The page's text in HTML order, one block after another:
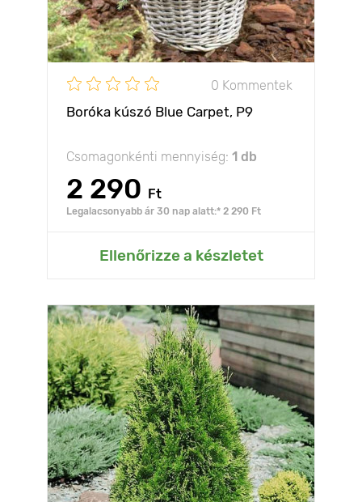
0 Kommentek
Boróka kúszó Blue Carpet, Р9
Csomagonkénti mennyiség: 1 db
2 290 Ft
Legalacsonyabb ár 30 nap alatt:* 2 290 Ft
Ellenőrizze a készletet